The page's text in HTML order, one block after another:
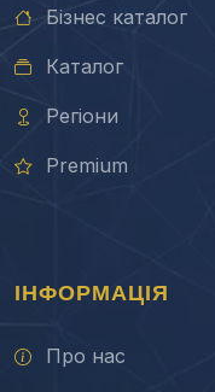
Бізнес каталог
Каталог
Регіони
Premium
ІНФОРМАЦІЯ
Про нас